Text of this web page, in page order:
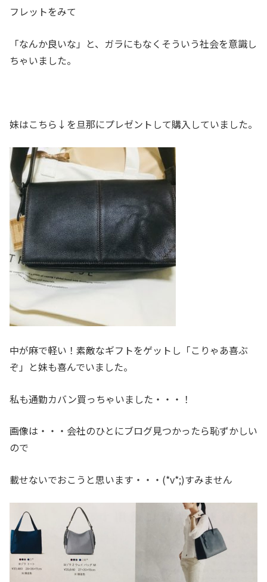
フレットをみて
「なんか良いな」と、ガラにもなくそういう社会を意識し
ちゃいました。
妹はこちら↓を旦那にプレゼントして購入していました。
中が麻で軽い！素敵なギフトをゲットし「こりゃあ喜ぶ
ぞ」と妹も喜んでいました。
私も通勤カバン買っちゃいました・・・！
画像は・・・会社のひとにブログ見つかったら恥ずかしい
ので
載せないでおこうと思います・・・(*v*;)すみません